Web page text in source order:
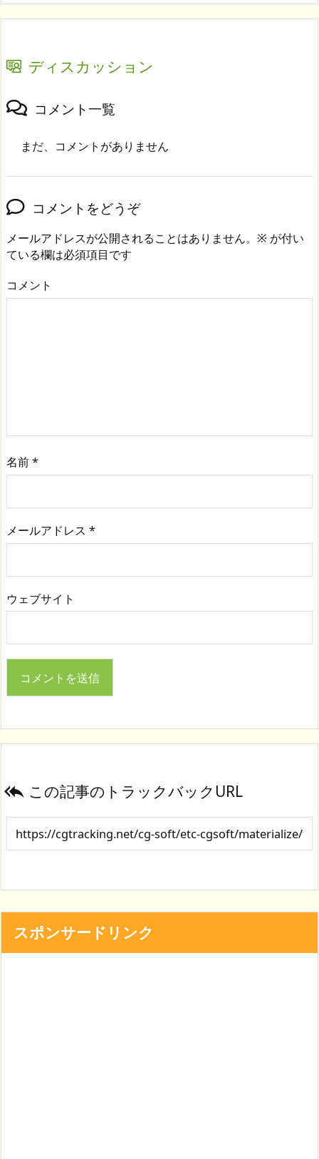
ディスカッション
コメント一覧
まだ、コメントがありません
コメントをどうぞ
メールアドレスが公開されることはありません。 ※ が付い
ている欄は必須項目です
コメント
名前*
メールアドレス *
ウェブサイト
 この記事のトラックバックURL
スポンサードリンク